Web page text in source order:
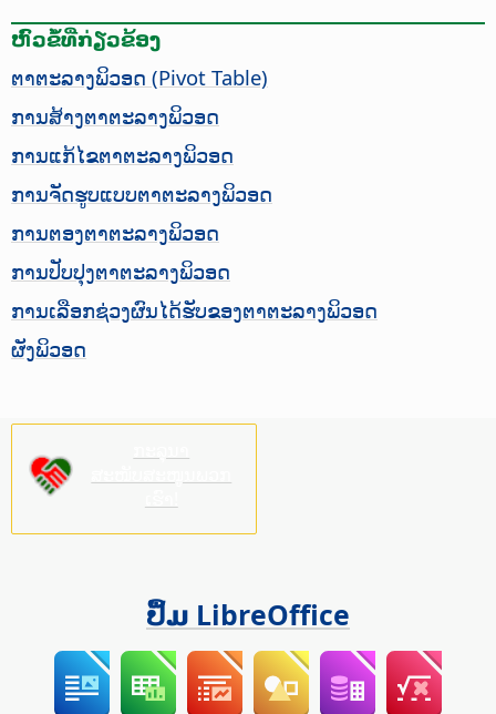
ຫົວຂໍ້ທີ່ກ່ຽວຂ້ອງ
ຕາຕະລາງພິວອດ (Pivot Table)
ການສ້າງຕາຕະລາງພິວອດ
ການແກ້ໄຂຕາຕະລາງພິວອດ
ການຈັດຮູບແບບຕາຕະລາງພິວອດ
ການຕອງຕາຕະລາງພິວອດ
ການປັບປຸງຕາຕະລາງພິວອດ
ການເລືອກຊ່ວງຜົນໄດ້ຮັບຂອງຕາຕະລາງພິວອດ
ຜັງພິວອດ
ປຶ້ມ LibreOffice